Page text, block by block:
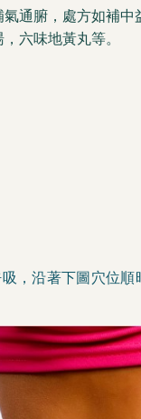
氣通腑，處方如補
六味地黃丸等。
，沿著下圖穴位順